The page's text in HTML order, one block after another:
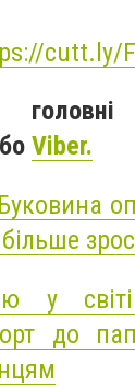
cutt.ly/
Viber.
Буковина
у
до